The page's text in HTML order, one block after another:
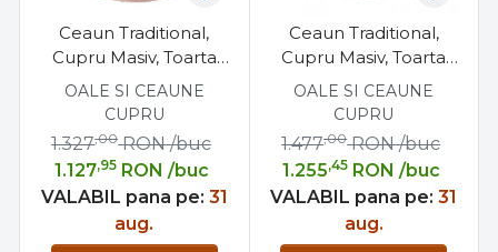
Ceaun Traditional,
Cupru Masiv, Toarta
Fier Forjat, 15 Litri
OALE SI CEAUNE
CUPRU
1.127,95 RON /buc
1.327,00 RON /buc
VALABIL pana pe: 31
aug.
Ceaun Traditional,
Cupru Masiv, Toarta
Fier Forjat, 20 Litri
OALE SI CEAUNE
CUPRU
1.255,45 RON /buc
1.477,00 RON /buc
VALABIL pana pe: 31
aug.